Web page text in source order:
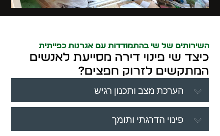
השירותים של שי בהתמודדות עם אגרנות כפייתית
כיצד שי פינוי דירה מסייעת לאנשים
המתקשים לזרוק חפצים?
הערכת מצב ותכנון רגיש
פינוי הדרגתי ותומך